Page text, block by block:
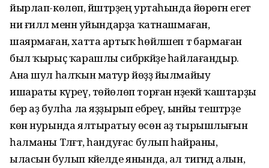
йырлап-көлөп, йәштәрҙең уртаһында йөрөгән егет
ни ғиллә менән уйындарҙа ҡатнашмаған,
шаярмаған, хатта артыҡ һөйләшеп тә бармаған
был ҡырыҫ ҡарашлы сибәркәйҙе һайлағандыр.
Ана шул һалҡын матур йөҙҙә йылмайыу
ишараты күреү, төйөлөп торған нәҙекәй ҡаштарҙы
бер аҙ булһа ла яҙҙырып ебәреү, ынйы тештәрҙе
көн нурында ялтыратыу өсөн аҙ тырышлығын
һалманы Тәлғәт, һандуғас булып һайраны,
ыласын булып кәйелде янында, ал тигәндә алын,